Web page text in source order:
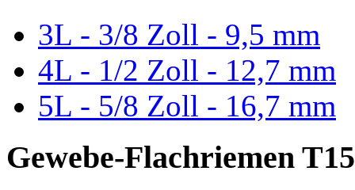
3L - 3/8 Zoll - 9,5 mm
4L - 1/2 Zoll - 12,7 mm
5L - 5/8 Zoll - 16,7 mm
Gewebe-Flachriemen